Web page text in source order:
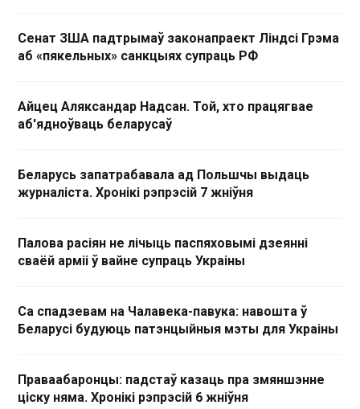
Сенат ЗША падтрымаў законапраект Ліндсі Грэма
аб «пякельных» санкцыях супраць РФ
Айцец Аляксандар Надсан. Той, хто працягвае
аб'ядноўваць беларусаў
Беларусь запатрабавала ад Польшчы выдаць
журналіста. Хронікі рэпрэсій 7 жніўня
Палова расіян не лічыць паспяховымі дзеянні
сваёй арміі ў вайне супраць Украіны
Са спадзевам на Чалавека-павука: навошта ў
Беларусі будуюць патэнцыйныя мэты для Украіны
Праваабаронцы: падстаў казаць пра змяншэнне
ціску няма. Хронікі рэпрэсій 6 жніўня